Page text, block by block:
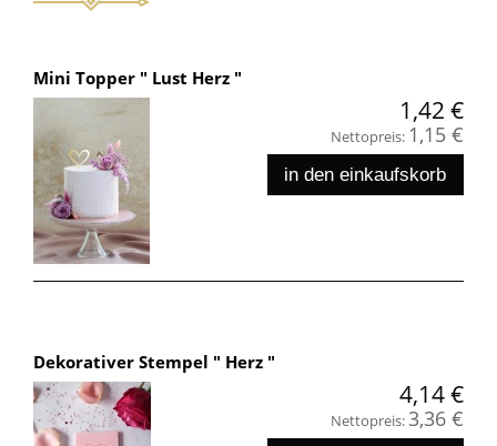
Mini Topper " Lust Herz "
1,42 €
Nettopreis: 1,15 €
in den einkaufskorb
Dekorativer Stempel " Herz "
4,14 €
Nettopreis:3,36 €